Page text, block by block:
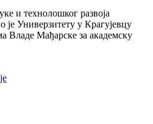
и технолошког развоја
је Универзитету у Крагујевцу
Владе Мађарске за академску